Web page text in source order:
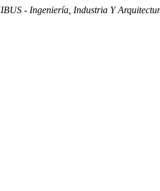
- Ingeniería, Industria Y